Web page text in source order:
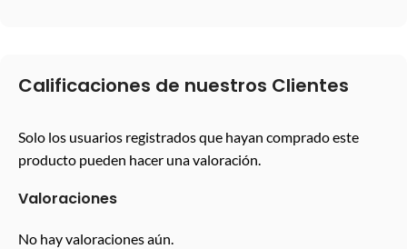
Calificaciones de nuestros Clientes
Valoraciones
No hay valoraciones aún.
Solo los usuarios registrados que hayan comprado este
producto pueden hacer una valoración.